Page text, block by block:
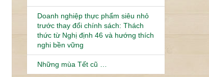
Doanh nghiệp thực phẩm siêu nhỏ
trước thay đổi chính sách: Thách
thức từ Nghị định 46 và hướng thích
nghi bền vững
Những mùa Tết cũ …